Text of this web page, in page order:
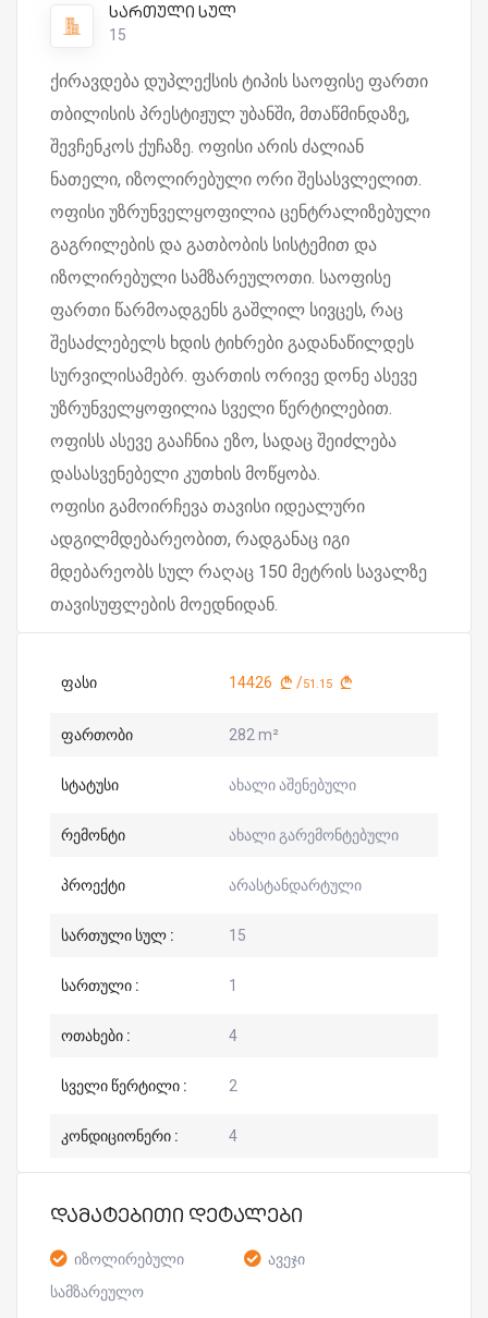
სართული სულ
15
ქირავდება დუპლექსის ტიპის საოფისე ფართი
თბილისის პრესტიჟულ უბანში, მთაწმინდაზე,
შევჩენკოს ქუჩაზე. ოფისი არის ძალიან
ნათელი, იზოლირებული ორი შესასვლელით.
ოფისი უზრუნველყოფილია ცენტრალიზებული
გაგრილების და გათბობის სისტემით და
იზოლირებული სამზარეულოთი. საოფისე
ფართი წარმოადგენს გაშლილ სივცეს, რაც
შესაძლებელს ხდის ტიხრები გადანაწილდეს
სურვილისამებრ. ფართის ორივე დონე ასევე
უზრუნველყოფილია სველი წერტილებით.
ოფისს ასევე გააჩნია ეზო, სადაც შეიძლება
დასასვენებელი კუთხის მოწყობა.
ოფისი გამოირჩევა თავისი იდეალური
ადგილმდებარეობით, რადგანაც იგი
მდებარეობს სულ რაღაც 150 მეტრის სავალზე
თავისუფლების მოედნიდან.
ფასი 14426 /51.15
ფართობი 282 m²
სტატუსი ახალი აშენებული
რემონტი ახალი გარემონტებული
პროექტი არასტანდარტული
სართული სულ : 15
სართული : 1
ოთახები : 4
სველი წერტილი : 2
კონდიციონერი : 4
დამატებითი დეტალები
იზოლირებული
სამზარეულო
ავეჯი